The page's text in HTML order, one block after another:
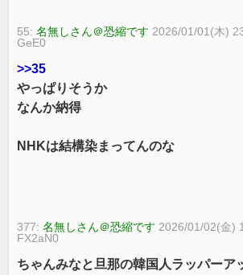
55:名無しさん＠恐縮です 2026/01/01(木)
GeE0
>>35
やっぱりそうか
なんか納得
NHKは結構染まってんのな
377:名無しさん＠恐縮です 2026/01/02(金)
FX2aN0
ちゃんみなと旦那の韓国人ラッパーア